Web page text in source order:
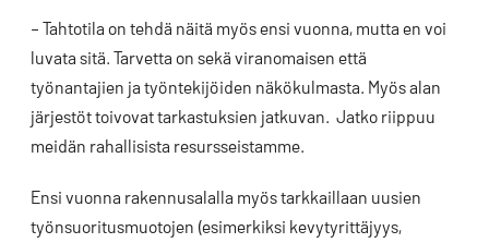
– Tahtotila on tehdä näitä myös ensi vuonna, mutta en voi
luvata sitä. Tarvetta on sekä viranomaisen että
työnantajien ja työntekijöiden näkökulmasta. Myös alan
järjestöt toivovat tarkastuksien jatkuvan. Jatko riippuu
meidän rahallisista resursseistamme.
Ensi vuonna rakennusalalla myös tarkkaillaan uusien
työnsuoritusmuotojen (esimerkiksi kevytyrittäjyys,